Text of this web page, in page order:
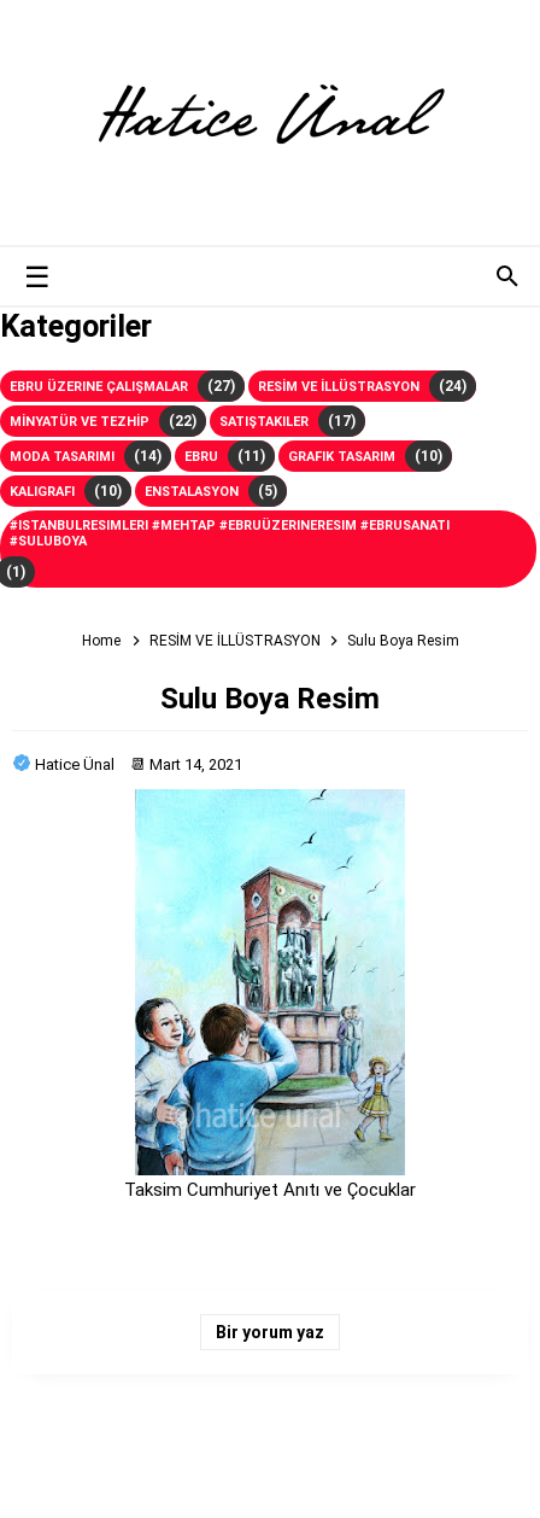
Kategoriler
EBRU ÜZERINE ÇALIŞMALAR (27) RESİM VE İLLÜSTRASYON (24)
MİNYATÜR VE TEZHİP (22) SATIŞTAKILER (17)
MODA TASARIMI (14) EBRU (11) GRAFIK TASARIM (10)
KALIGRAFI (10) ENSTALASYON (5)
#ISTANBULRESIMLERI #MEHTAP #EBRUÜZERINERESIM #EBRUSANATI
#SULUBOYA
(1)
Home RESİM VE İLLÜSTRASYON Sulu Boya Resim
Sulu Boya Resim
Hatice Ünal 📆 Mart 14, 2021
Taksim Cumhuriyet Anıtı ve Çocuklar
Bir yorum yaz